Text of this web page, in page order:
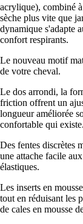
acrylique), combiné
sèche plus vite que
dynamique s'adapte
confort respirants.
Le nouveau motif
de votre cheval.
Le dos arrondi, la
friction offrent un
longueur améliorée
confortable qui existe.
Des fentes discrètes
une attache facile
élastiques.
Les inserts en
tout en réduisant les
de cales en mousse